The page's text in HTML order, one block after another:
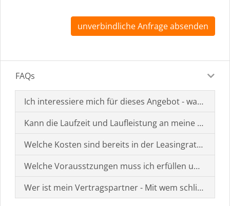
unverbindliche Anfrage absenden
FAQs
Ich interessiere mich für dieses Angebot - was muss
Kann die Laufzeit und Laufleistung an meine
Welche Kosten sind bereits in der Leasingrate
Welche Vorausstzungen muss ich erfüllen um einen
Wer ist mein Vertragspartner - Mit wem schließe ich